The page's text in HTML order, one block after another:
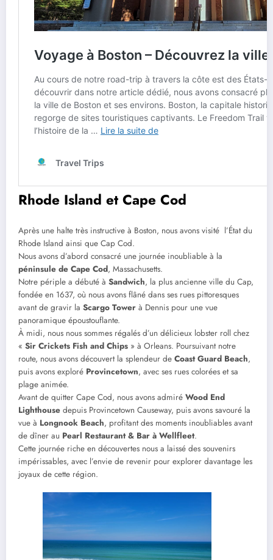
Rhode Island et Cape Cod
Après une halte très instructive à Boston, nous avons visité l’État du
Rhode Island ainsi que Cap Cod.
Nous avons d’abord consacré une journée inoubliable à la
péninsule de Cape Cod, Massachusetts.
Notre périple a débuté à Sandwich, la plus ancienne ville du Cap,
fondée en 1637, où nous avons flâné dans ses rues pittoresques
avant de gravir la Scargo Tower à Dennis pour une vue
panoramique époustouflante.
À midi, nous nous sommes régalés d’un délicieux lobster roll chez
« Sir Crickets Fish and Chips » à Orleans. Poursuivant notre
route, nous avons découvert la splendeur de Coast Guard Beach,
puis avons exploré Provincetown, avec ses rues colorées et sa
plage animée.
Avant de quitter Cape Cod, nous avons admiré Wood End
Lighthouse depuis Provincetown Causeway, puis avons savouré la
vue à Longnook Beach, profitant des moments inoubliables avant
de dîner au Pearl Restaurant & Bar à Wellfleet.
Cette journée riche en découvertes nous a laissé des souvenirs
impérissables, avec l’envie de revenir pour explorer davantage les
joyaux de cette région.